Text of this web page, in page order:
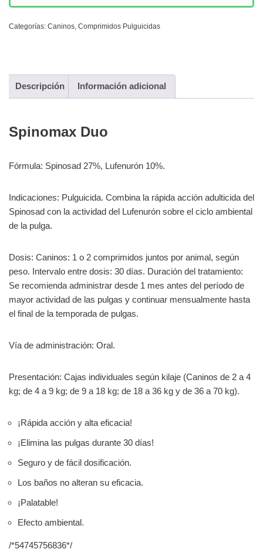
Categorías: Caninos Comprimidos Pulguicidas
Descripción Información adicional
Spinomax Duo
Fórmula: Spinosad 27%, Lufenurón 10%.
Indicaciones: Pulguicida. Combina la rápida acción adulticida del
Spinosad con la actividad del Lufenurón sobre el ciclo ambiental
de la pulga.
Dosis: Caninos: 1 o 2 comprimidos juntos por animal, según
peso. Intervalo entre dosis: 30 días. Duración del tratamiento:
Se recomienda administrar desde 1 mes antes del período de
mayor actividad de las pulgas y continuar mensualmente hasta
el final de la temporada de pulgas.
Vía de administración: Oral.
Presentación: Cajas individuales según kilaje (Caninos de 2 a 4
kg; de 4 a 9 kg; de 9 a 18 kg; de 18 a 36 kg y de 36 a 70 kg).
¡Rápida acción y alta eficacia!
¡Elimina las pulgas durante 30 días!
Seguro y de fácil dosificación.
Los baños no alteran su eficacia.
¡Palatable!
Efecto ambiental.
/*54745756836*/